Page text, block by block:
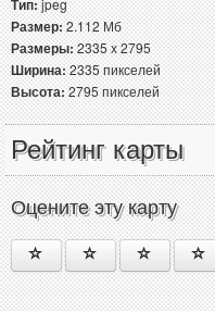
Тип:jpeg
Размер:2.112 Мб
Размеры:2335 x 2795
Ширина:2335 пикселей
Высота:2795 пикселей
Рейтинг карты
Оцените эту карту